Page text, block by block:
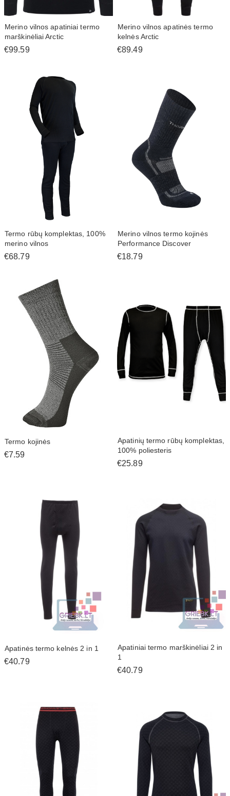
Merino vilnos apatiniai termo
marškinėliai Arctic
€99.59
Merino vilnos apatinės termo
kelnės Arctic
€89.49
Termo rūbų komplektas, 100%
merino vilnos
€68.79
Merino vilnos termo kojinės
Performance Discover
€18.79
Termo kojinės
€7.59
Apatinių termo rūbų komplektas,
100% poliesteris
€25.89
Apatinės termo kelnės 2 in 1
€40.79
Apatiniai termo marškinėliai 2 in
1
€40.79